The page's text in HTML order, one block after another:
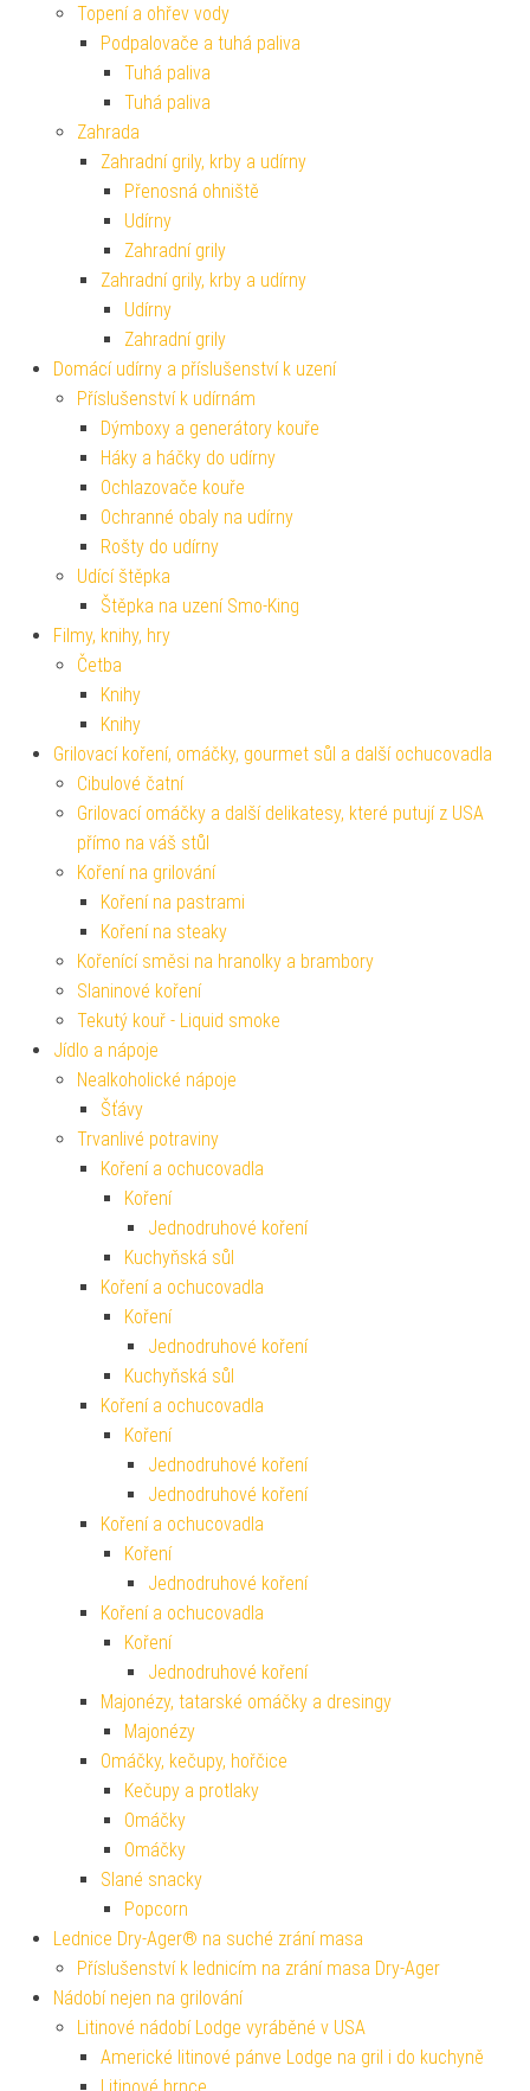
Topení a ohřev vody
Podpalovače a tuhá paliva
Tuhá paliva
Tuhá paliva
Zahrada
Zahradní grily, krby a udírny
Přenosná ohniště
Udírny
Zahradní grily
Zahradní grily, krby a udírny
Udírny
Zahradní grily
Domácí udírny a příslušenství k uzení
Příslušenství k udírnám
Dýmboxy a generátory kouře
Háky a háčky do udírny
Ochlazovače kouře
Ochranné obaly na udírny
Rošty do udírny
Udící štěpka
Štěpka na uzení Smo-King
Filmy, knihy, hry
Četba
Knihy
Knihy
Grilovací koření, omáčky, gourmet sůl a další ochucovadla
Cibulové čatní
Grilovací omáčky a další delikatesy, které putují z USA
přímo na váš stůl
Koření na grilování
Koření na pastrami
Koření na steaky
Kořenící směsi na hranolky a brambory
Slaninové koření
Tekutý kouř - Liquid smoke
Jídlo a nápoje
Nealkoholické nápoje
Šťávy
Trvanlivé potraviny
Koření a ochucovadla
Koření
Jednodruhové koření
Kuchyňská sůl
Koření a ochucovadla
Koření
Jednodruhové koření
Kuchyňská sůl
Koření a ochucovadla
Koření
Jednodruhové koření
Jednodruhové koření
Koření a ochucovadla
Koření
Jednodruhové koření
Koření a ochucovadla
Koření
Jednodruhové koření
Majonézy, tatarské omáčky a dresingy
Majonézy
Omáčky, kečupy, hořčice
Kečupy a protlaky
Omáčky
Omáčky
Slané snacky
Popcorn
Lednice Dry-Ager® na suché zrání masa
Příslušenství k lednicím na zrání masa Dry-Ager
Nádobí nejen na grilování
Litinové nádobí Lodge vyráběné v USA
Americké litinové pánve Lodge na gril i do kuchyně